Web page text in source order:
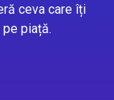
ceva care îți
piață.